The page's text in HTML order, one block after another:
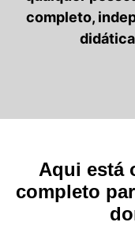
completo,
Aqui está
completo